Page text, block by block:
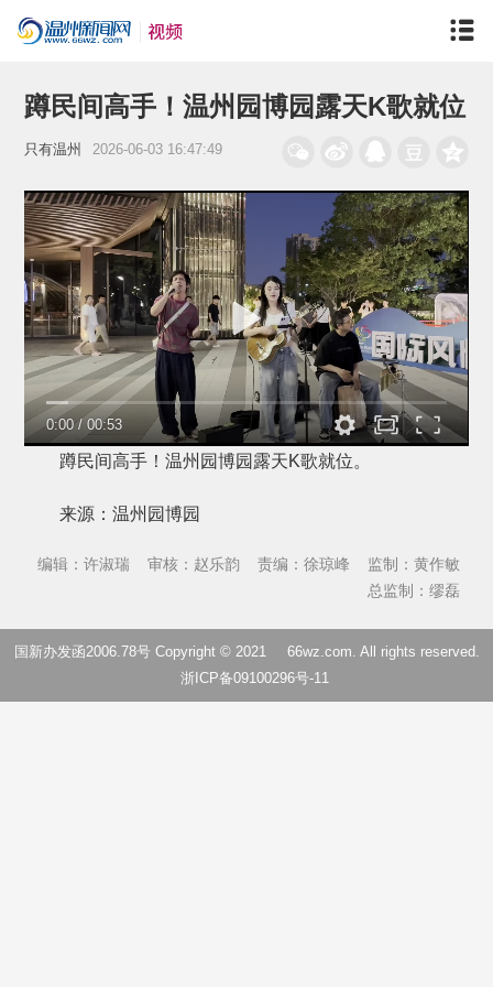
蹲民间高手！温州园博园露天K歌就位
只有温州 2026-06-03 16:47:49
0:00/00:53
蹲民间高手！温州园博园露天K歌就位。
来源：温州园博园
编辑：许淑瑞 审核：赵乐韵 责编：徐琼峰
监制：黄作敏
总监制：缪磊
国新办发函2006.78号 Copyright © 2021 66wz.com. All rights reserved.
浙ICP备09100296号-11